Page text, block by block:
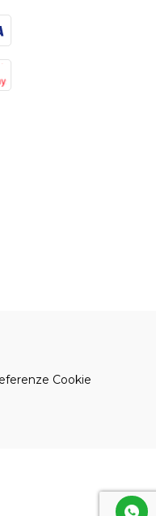
nuova finestra)
Cookie